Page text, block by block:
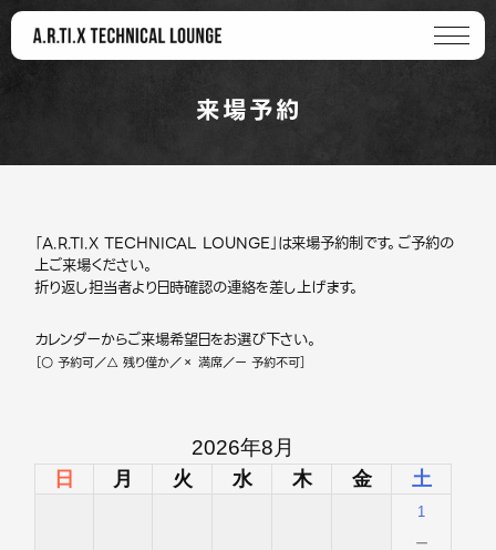
来場予約
「A.R.TI.X TECHNICAL LOUNGE」は来場予約制です。ご予約の
上ご来場ください。
折り返し担当者より日時確認の連絡を差し上げます。
カレンダーからご来場希望日をお選び下さい。
［○ 予約可／△ 残り僅か／× 満席／ー 予約不可］
2026年8月
日 月 火 水 木 金 土
1
－